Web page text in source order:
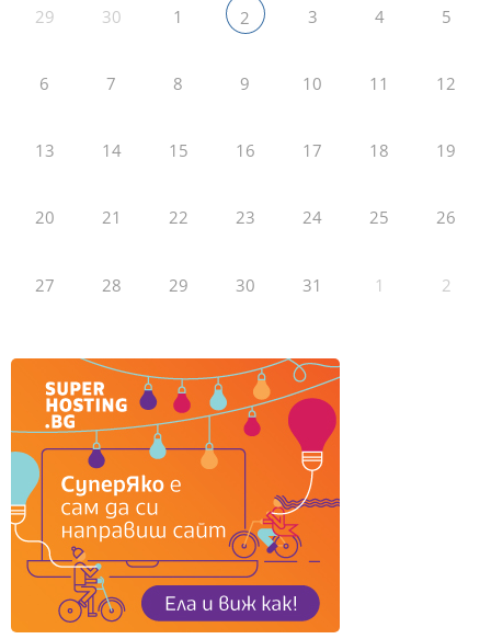
29 30 1 2 3 4 5
6 7 8 9 10 11 12
13 14 15 16 17 18 19
20 21 22 23 24 25 26
27 28 29 30 31 1 2